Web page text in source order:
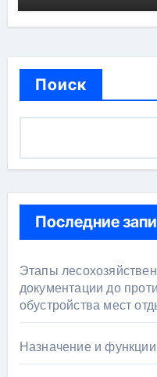
Поиск
Последние
Этапы
документации до
обустройства мест
Назначение и